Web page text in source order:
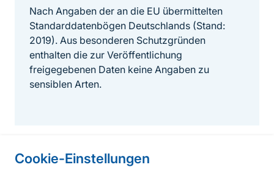
Cookie-Einstellungen
Nach Angaben der an die EU übermittelten
Standarddatenbögen Deutschlands (Stand:
2019). Aus besonderen Schutzgründen
enthalten die zur Veröffentlichung
freigegebenen Daten keine Angaben zu
sensiblen Arten.
Informationen zur Seite